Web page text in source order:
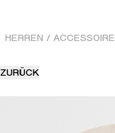
HERREN / ACCESSOIRE
ZURÜCK